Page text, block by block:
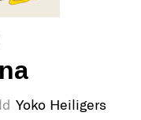
Yoko Heiligers